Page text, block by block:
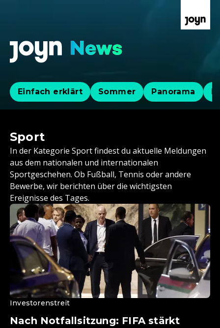
Einfach erklärt Sommer Panorama
Sport
In der Kategorie Sport findest du aktuelle Meldungen
aus dem nationalen und internationalen
Sportgeschehen. Ob Fußball, Tennis oder andere
Bewerbe, wir berichten über die wichtigsten
Ereignisse des Tages.
Investorenstreit
Nach Notfallsitzung: FIFA stärkt